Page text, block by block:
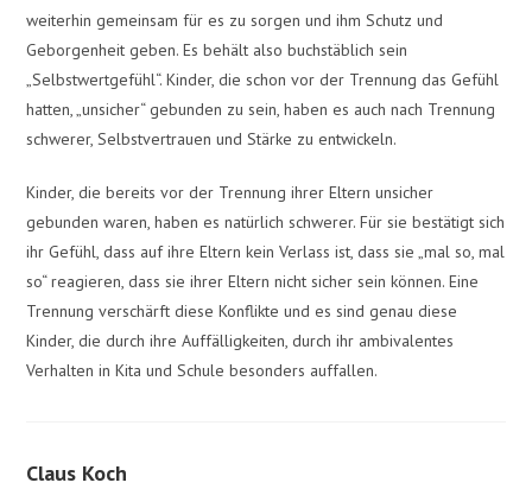
weiterhin gemeinsam für es zu sorgen und ihm Schutz und
Geborgenheit geben. Es behält also buchstäblich sein
„Selbstwertgefühl“. Kinder, die schon vor der Trennung das Gefühl
hatten, „unsicher“ gebunden zu sein, haben es auch nach Trennung
schwerer, Selbstvertrauen und Stärke zu entwickeln.
Kinder, die bereits vor der Trennung ihrer Eltern unsicher
gebunden waren, haben es natürlich schwerer. Für sie bestätigt sich
ihr Gefühl, dass auf ihre Eltern kein Verlass ist, dass sie „mal so, mal
so“ reagieren, dass sie ihrer Eltern nicht sicher sein können. Eine
Trennung verschärft diese Konflikte und es sind genau diese
Kinder, die durch ihre Auffälligkeiten, durch ihr ambivalentes
Verhalten in Kita und Schule besonders auffallen.
Claus Koch